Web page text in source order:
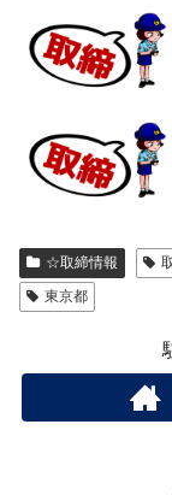
☆取締情報
東京都